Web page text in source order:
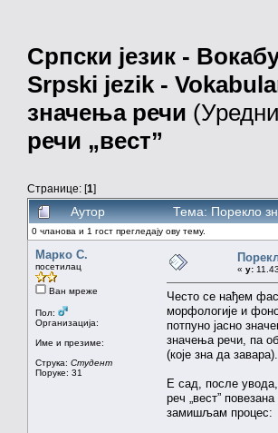
Српски језик -
Srpski jezik -
значења речи
речи „вест”
Странице: [1]
Аутор Тема: Порекло
0 чланова и 1 гост прегледају ову тему.
Марко С.
посетилац
Ван мреже
Пол:
Организација:
Име и презиме:
Струка: Студент
Поруке: 31
« у:
Често се нађем
морфологије и
потпуно јасно
значења речи, па
(које зна да завара).
Е сад, после
реч „вест”
замишљам процес: